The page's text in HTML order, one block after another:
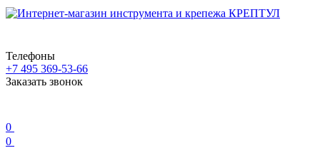
Телефоны
+7 495 369-53-66
Заказать звонок
0
0